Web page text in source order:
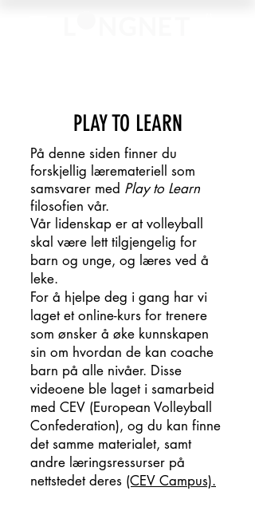
PLAY TO LEARN
På denne siden finner du
forskjellig læremateriell som
samsvarer med Play to Learn
filosofien vår.
Vår lidenskap er at volleyball
skal være lett tilgjengelig for
barn og unge, og læres ved å
leke.
For å hjelpe deg i gang har vi
laget et online-kurs for trenere
som ønsker å øke kunnskapen
sin om hvordan de kan coache
barn på alle nivåer. Disse
videoene ble laget i samarbeid
med CEV (European Volleyball
Confederation), og du kan finne
det samme materialet, samt
andre læringsressurser på
nettstedet deres (CEV Campus).